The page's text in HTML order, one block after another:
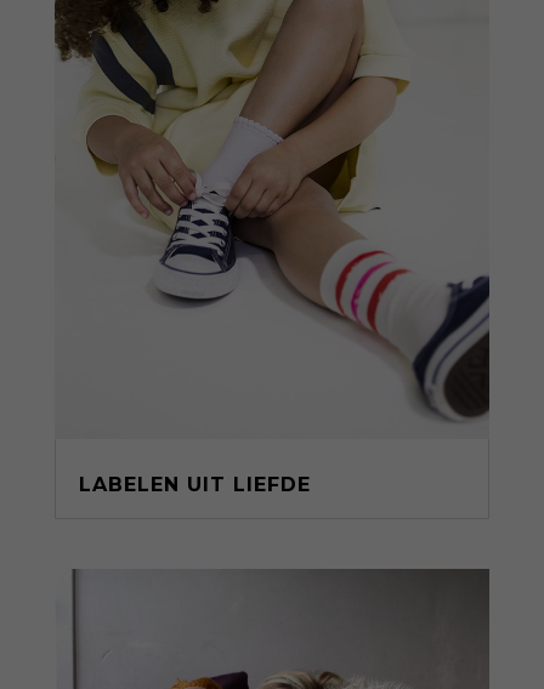
LABELEN UIT LIEFDE